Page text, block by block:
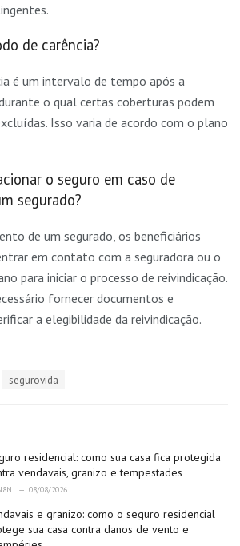
de carência?
é um intervalo de tempo após a
o qual certas coberturas podem
Isso varia de acordo com o plano
o seguro em caso de
segurado?
de um segurado, os beneficiários
em contato com a seguradora ou o
para iniciar o processo de reivindicação.
fornecer documentos e
a elegibilidade da reivindicação.
segurovida
residencial: como sua casa fica protegida
vendavais, granizo e tempestades
08/08/2026
e granizo: como o seguro residencial
sua casa contra danos de vento e